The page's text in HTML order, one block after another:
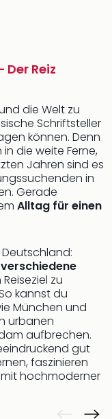
Reiz
die Welt zu
Schriftsteller
können. Denn
die weite Ferne,
Jahren sind es
in
Gerade
Alltag für einen
zu
kannst du
München und
urbanen
aufbrechen.
gut
faszinieren
hochmoderner